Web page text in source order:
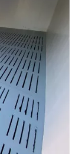
van de
om vlees
heeft
ophopen.
als
de